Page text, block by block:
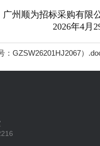
广州顺为招标采购有限
2026年4月
：GZSW26201HJ2067）